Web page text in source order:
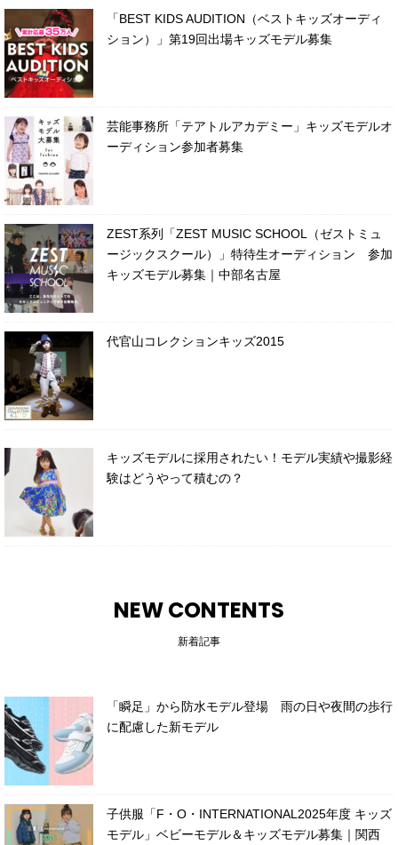
「BEST KIDS AUDITION（ベストキッズオーディ
ション）」第19回出場キッズモデル募集
芸能事務所「テアトルアカデミー」キッズモデルオ
ーディション参加者募集
ZEST系列「ZEST MUSIC SCHOOL（ゼストミュ
ージックスクール）」特待生オーディション 参加
キッズモデル募集｜中部名古屋
代官山コレクションキッズ2015
キッズモデルに採用されたい！モデル実績や撮影経
験はどうやって積むの？
NEW CONTENTS
新着記事
「瞬足」から防水モデル登場 雨の日や夜間の歩行
に配慮した新モデル
子供服「F・O・INTERNATIONAL2025年度 キッズ
モデル」ベビーモデル＆キッズモデル募集｜関西